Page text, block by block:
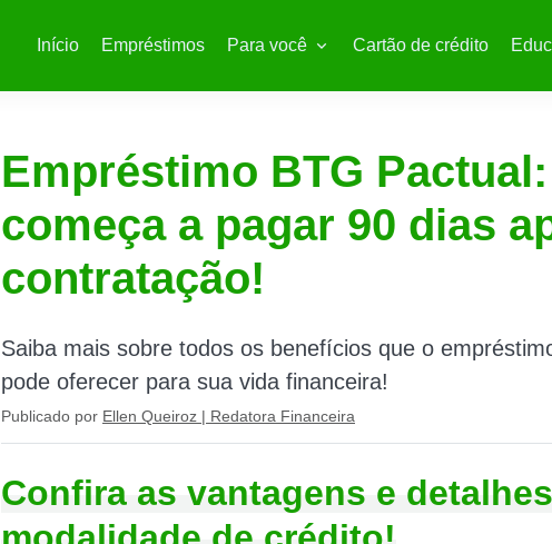
Início Empréstimos Para você Cartão de crédito
Empréstimo BTG
começa a pagar 90 dias
contratação!
Saiba mais sobre todos os benefícios que o
pode oferecer para sua vida financeira!
Publicado por Ellen Queiroz | Redatora Financeira
Confira as vantagens e